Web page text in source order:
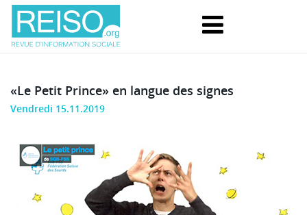
«Le Petit Prince» en langue des signes
Vendredi 15.11.2019